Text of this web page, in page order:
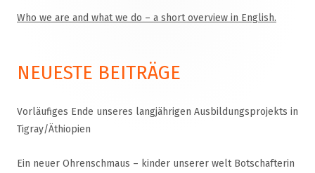
Haupt-
Who we are and what we do – a short overview in English.
NEUESTE BEITRÄGE
Vorläufiges Ende unseres langjährigen Ausbildungsprojekts in
Tigray/Äthiopien
Ein neuer Ohrenschmaus – kinder unserer welt Botschafterin